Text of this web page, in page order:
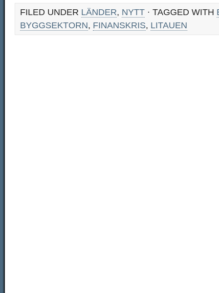
FILED UNDER LÄNDER, NYTT · TAGGED WITH
BYGGSEKTORN, FINANSKRIS, LITAUEN